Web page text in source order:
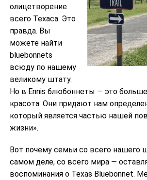
олицетворение
всего Техаса. Это
правда. Вы
можете найти
bluebonnets
всюду по нашему
великому штату.
Но в Ennis блюбоннеты — это
красота. Они придают нам
который является частью нашей
жизни».
Вот почему семьи со всего нашего
самом деле, со всего мира —
воспоминания о Texas Bluebonnet.